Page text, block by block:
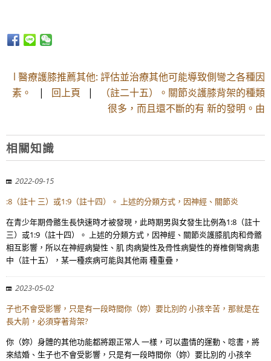
l 醫療護膝推薦其他: 評估並治療其他可能導致側彎之各種因
素。
| 回上頁 |
（註二十五）。關節炎護膝背架的種類
很多，而且還不斷的有 新的發明。由
相關知識
2022-09-15
:8（註十 三）或1:9（註十四）。 上述的分類方式，因神經、關節炎
在青少年期骨骼生長快速時才被發現，此時期男與女發生比例為1:8（註十
三）或1:9（註十四）。 上述的分類方式，因神經、關節炎護膝肌肉和骨骼
相互影響，所以在神經病變性、肌 肉病變性及骨性病變性的脊椎側彎病患
中（註十五），某一種疾病可能與其他兩 種重疊，
2023-05-02
子也不會受影響，只是有一段時間你（妳）要比別的 小孩辛苦，那就是在
長大前，必須穿著背架?
你（妳）身體的其他功能都將跟正常人 一樣，可以盡情的運動、唸書，將
來結婚、生子也不會受影響，只是有一段時間你（妳）要比別的 小孩辛